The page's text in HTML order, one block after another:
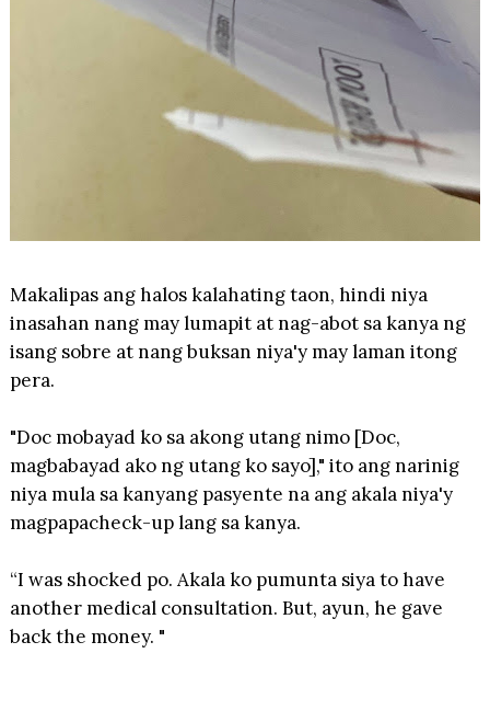
Makalipas ang halos kalahating taon, hindi niya
inasahan nang may lumapit at nag-abot sa kanya ng
isang sobre at nang buksan niya'y may laman itong
pera.
"Doc mobayad ko sa akong utang nimo [Doc,
magbabayad ako ng utang ko sayo]," ito ang narinig
niya mula sa kanyang pasyente na ang akala niya'y
magpapacheck-up lang sa kanya.
“I was shocked po. Akala ko pumunta siya to have
another medical consultation. But, ayun, he gave
back the money. "